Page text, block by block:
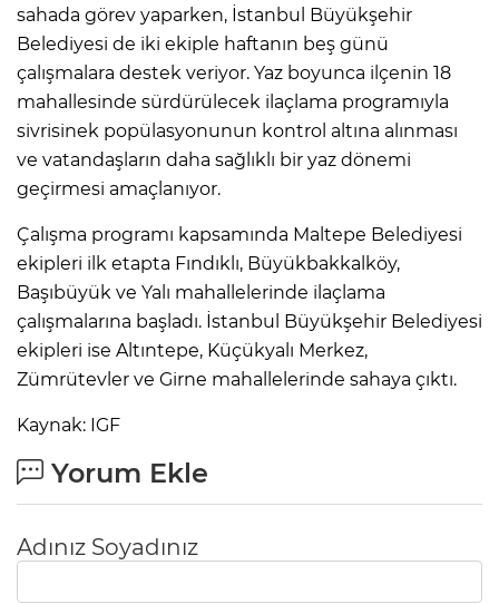
sahada görev yaparken, İstanbul Büyükşehir
Belediyesi de iki ekiple haftanın beş günü
çalışmalara destek veriyor. Yaz boyunca ilçenin 18
mahallesinde sürdürülecek ilaçlama programıyla
sivrisinek popülasyonunun kontrol altına alınması
ve vatandaşların daha sağlıklı bir yaz dönemi
geçirmesi amaçlanıyor.
Çalışma programı kapsamında Maltepe Belediyesi
ekipleri ilk etapta Fındıklı, Büyükbakkalköy,
Başıbüyük ve Yalı mahallelerinde ilaçlama
çalışmalarına başladı. İstanbul Büyükşehir Belediyesi
ekipleri ise Altıntepe, Küçükyalı Merkez,
Zümrütevler ve Girne mahallelerinde sahaya çıktı.
Kaynak: IGF
Yorum Ekle
Adınız Soyadınız